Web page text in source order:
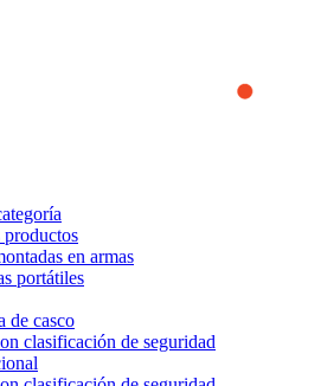
we provide you the best experience
to browse this website, you accept
us analyze how the website is used and
To learn more or to find out how
can access our
en armas
portátiles
de casco
clasificación de seguridad